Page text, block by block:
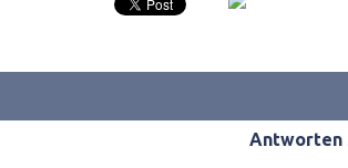
Antworten